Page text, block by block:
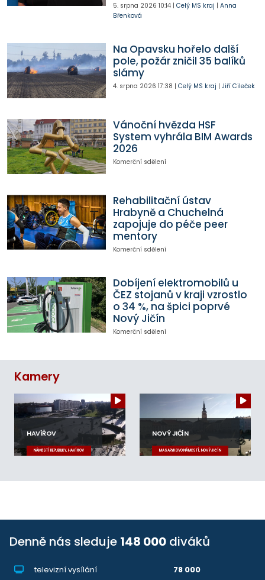
5. srpna 2026 10:14| Celý MS kraj | Anna
Břenková
Na Opavsku hořelo další
pole, požár zničil 35 balíků
slámy
4. srpna 2026 17:38 | Celý MS kraj | Jiří Cileček
Vánoční hvězda HSF
System vyhrála BIM Awards
2026
Komerční sdělení
Rehabilitační ústav
Hrabyně a Chuchelná
zapojuje do péče peer
mentory
Komerční sdělení
Dobíjení elektromobilů u
ČEZ stojanů v kraji vzrostlo
o 34 %, na špici poprvé
Nový Jičín
Komerční sdělení
Kamery
HAVÍŘOV
NÁMĚSTÍ REPUBLIKY, HAVÍŘOV
NOVÝ JIČÍN
MASARYKOVO NÁMĚSTÍ, NOVÝ JIČÍN
Denně nás sleduje 148 000 diváků
televizní vysílání
78 000